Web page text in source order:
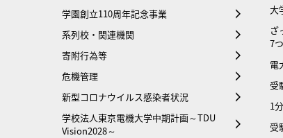
学園創立110周年記念事業
系列校・関連機関
寄附行為等
危機管理
新型コロナウイルス感染者状況
学校法人東京電機大学中期計画～TDU
Vision2028～
大
ざ
7
電
受
1
受